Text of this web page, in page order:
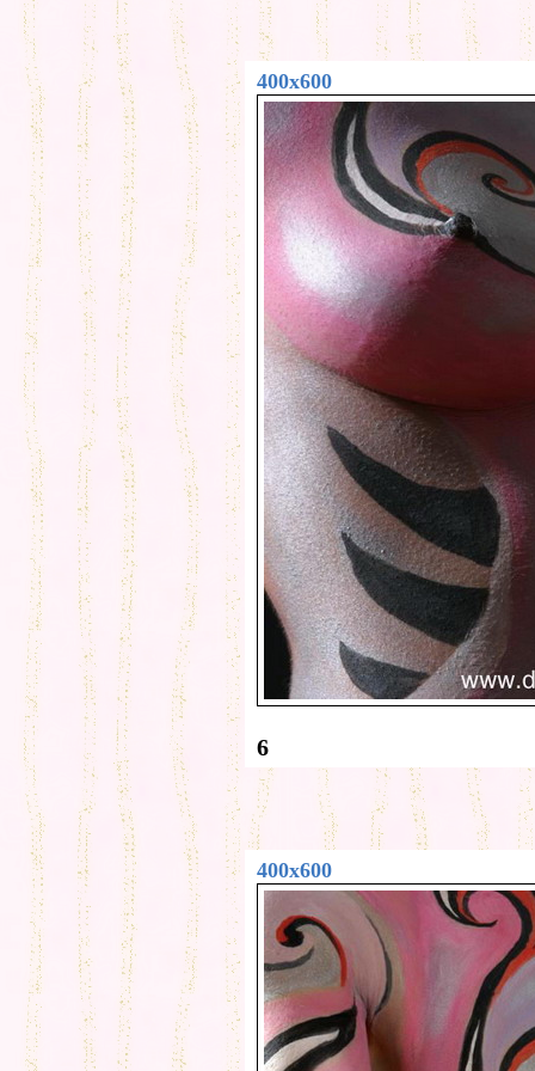
400x600
6
400x600